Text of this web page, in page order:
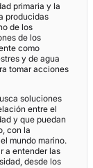
primaria y la
producidas
de los
de los
como
y de agua
tomar acciones
soluciones
entre el
y que puedan
con la
mundo marino.
a entender las
desde los